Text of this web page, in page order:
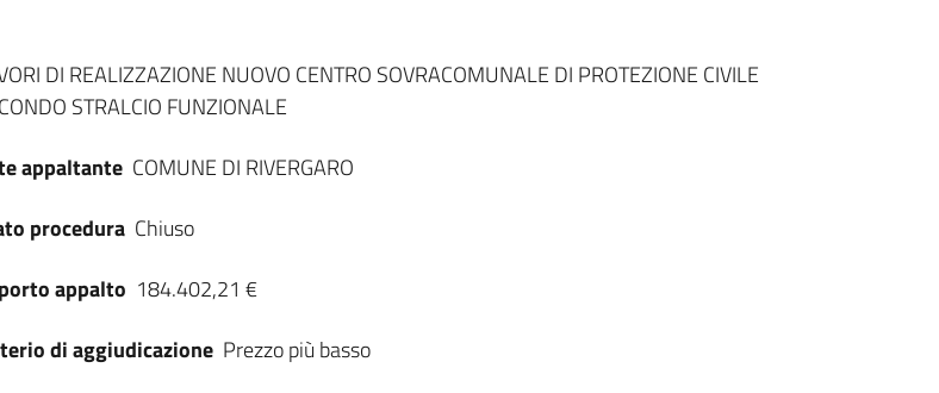
del bando
DI REALIZZAZIONE NUOVO CENTRO SOVRACOMUNALE DI PROTEZIONE CIVILE
STRALCIO FUNZIONALE
appaltante COMUNE DI RIVERGARO
procedura Chiuso
appalto 184.402,21 €
di aggiudicazione Prezzo più basso